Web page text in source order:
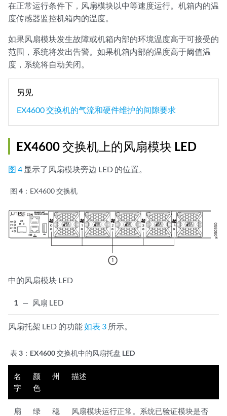
在正常运行条件下，风扇模块以中等速度运行。机箱内的温
度传感器监控机箱内的温度。
如果风扇模块发生故障或机箱内部的环境温度高于可接受的
范围，系统将发出告警。如果机箱内部的温度高于阈值温
度，系统将自动关闭。
另见
EX4600 交换机的气流和硬件维护的间隙要求
EX4600 交换机上的风扇模块 LED
图 4 显示了风扇模块旁边 LED 的位置。
图 4： EX4600 交换机
中的风扇模块 LED
1 — 风扇 LED
风扇托架 LED 的功能如表 3 所示。
表 3： EX4600 交换机中的风扇托盘 LED
名
字
颜
色
州 描述
扇 绿
稳
风扇模块运行正常。系统已验证模块是否